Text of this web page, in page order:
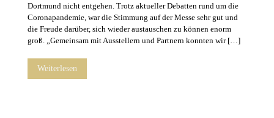
Dortmund nicht entgehen. Trotz aktueller Debatten rund um die
Coronapandemie, war die Stimmung auf der Messe sehr gut und
die Freude darüber, sich wieder austauschen zu können enorm
groß. „Gemeinsam mit Ausstellern und Partnern konnten wir […]
Weiterlesen